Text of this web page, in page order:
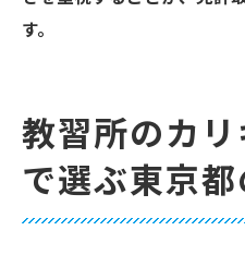
す。
教習所のカ
で選ぶ東京